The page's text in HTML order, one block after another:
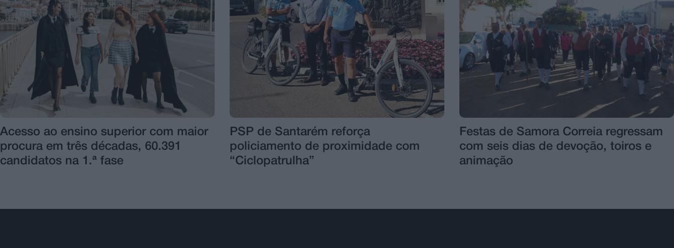
Acesso ao ensino superior com maior
procura em três décadas, 60.391
candidatos na 1.ª fase
PSP de Santarém reforça
policiamento de proximidade com
“Ciclopatrulha”
Festas de Samora Correia regressam
com seis dias de devoção, toiros e
animação